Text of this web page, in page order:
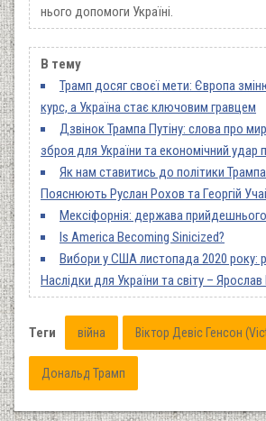
нього допомоги Україні.
В тему
Трамп досяг своєї мети: Європа
курс, а Україна стає ключовим гравцем
Дзвінок Трампа Путіну: слова про
зброя для України та економічний удар
Як нам ставитись до політики
Пояснюють Руслан Рохов та Георгій
Мексіфорнія: держава прийдешнього
Is America Becoming Sinicized?
Вибори у США листопада 2020 року:
Наслідки для України та світу –
Теги війна Віктор Девіс Генсон
Дональд Трамп